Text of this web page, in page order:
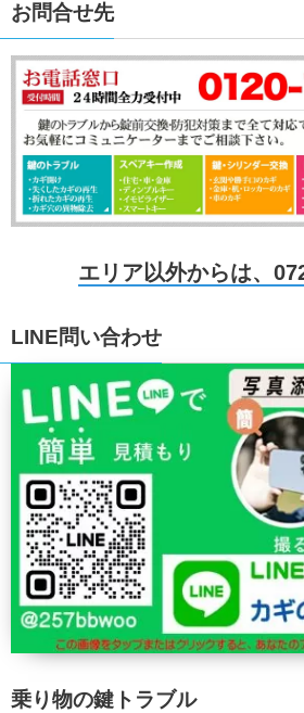
お問合せ先
エリア以外からは、
LINE問い合わせ
乗り物の鍵トラブル